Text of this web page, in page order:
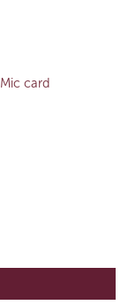
Mic card